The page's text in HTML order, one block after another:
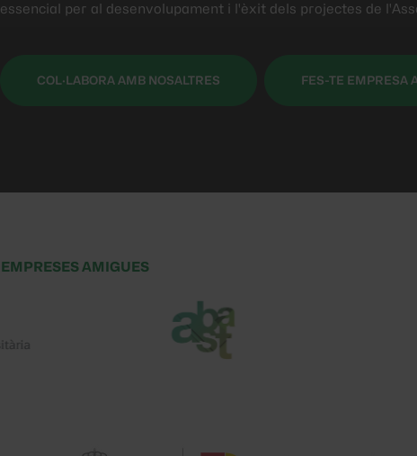
essencial per al desenvolupament i l'èxit dels projectes de
COL·LABORA AMB NOSALTRES FES-TE EMPRESA
EMPRESES AMIGUES